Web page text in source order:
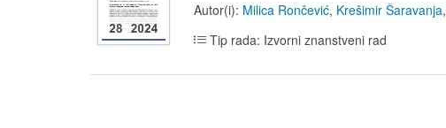
Autor(i): Milica Rončević, Krešimir Šaravanja,
Tip rada: Izvorni znanstveni rad